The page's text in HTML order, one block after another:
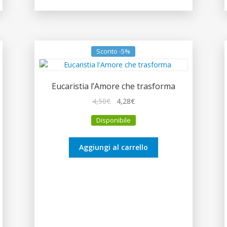
Sconto -5%
Eucaristia l’Amore che trasforma
4,50€
originale
4,50€.
4,28€Il
attuale
4,28€.
Disponibile
Aggiungi al carrello